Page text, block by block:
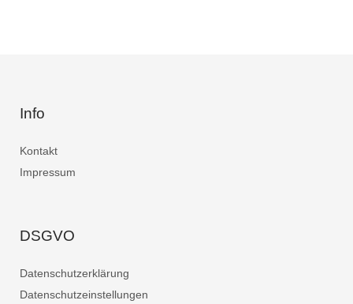
Info
Kontakt
Impressum
DSGVO
Datenschutzerklärung
Datenschutzeinstellungen